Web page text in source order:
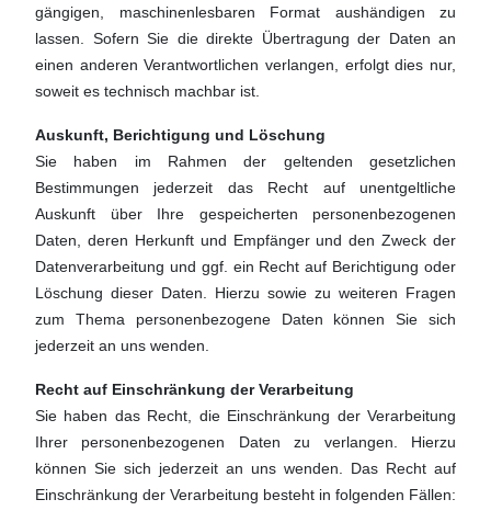
gängigen, maschinenlesbaren Format aushändigen zu
lassen. Sofern Sie die direkte Übertragung der Daten an
einen anderen Verantwortlichen verlangen, erfolgt dies nur,
soweit es technisch machbar ist.
Auskunft, Berichtigung und Löschung
Sie haben im Rahmen der geltenden gesetzlichen
Bestimmungen jederzeit das Recht auf unentgeltliche
Auskunft über Ihre gespeicherten personenbezogenen
Daten, deren Herkunft und Empfänger und den Zweck der
Datenverarbeitung und ggf. ein Recht auf Berichtigung oder
Löschung dieser Daten. Hierzu sowie zu weiteren Fragen
zum Thema personenbezogene Daten können Sie sich
jederzeit an uns wenden.
Recht auf Einschränkung der Verarbeitung
Sie haben das Recht, die Einschränkung der Verarbeitung
Ihrer personenbezogenen Daten zu verlangen. Hierzu
können Sie sich jederzeit an uns wenden. Das Recht auf
Einschränkung der Verarbeitung besteht in folgenden Fällen: